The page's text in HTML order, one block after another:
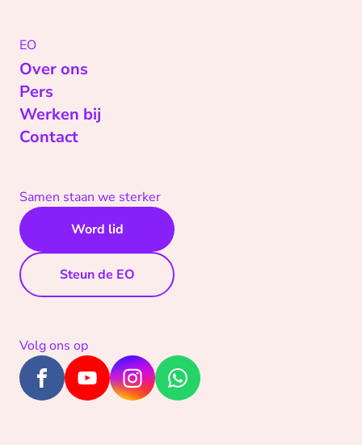
EO
Over ons
Pers
Werken bij
Contact
Samen staan we sterker
Word lid
Steun de EO
Volg ons op